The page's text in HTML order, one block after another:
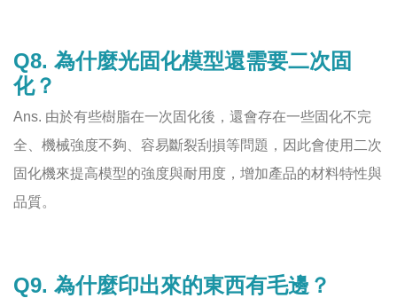
Q8. 為什麼光固化模型還需要二次固
化？
Ans. 由於有些樹脂在一次固化後，還會存在一些固化不完
全、機械強度不夠、容易斷裂刮損等問題，因此會使用二次
固化機來提高模型的強度與耐用度，增加產品的材料特性與
品質。
Q9. 為什麼印出來的東西有毛邊？